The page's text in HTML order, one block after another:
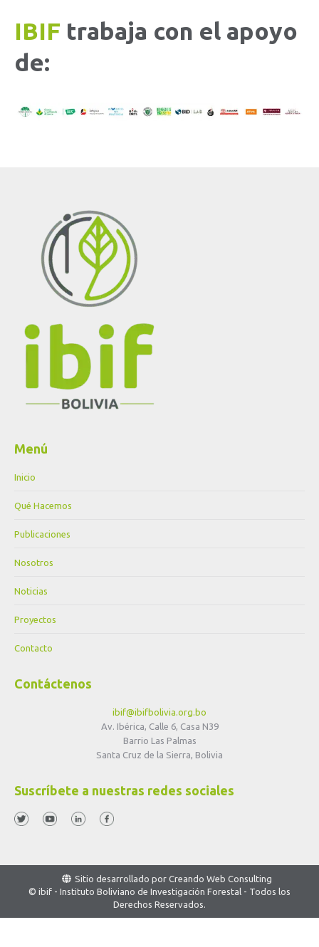
IBIF trabaja con el apoyo
de:
Menú
Inicio
Qué Hacemos
Publicaciones
Nosotros
Noticias
Proyectos
Contacto
Contáctenos
ibif@ibifbolivia.org.bo
Av. Ibérica, Calle 6, Casa N39
Barrio Las Palmas
Santa Cruz de la Sierra, Bolivia
Suscríbete a nuestras redes sociales
Sitio desarrollado por Creando Web Consulting
© ibif - Instituto Boliviano de Investigación Forestal - Todos los
Derechos Reservados.